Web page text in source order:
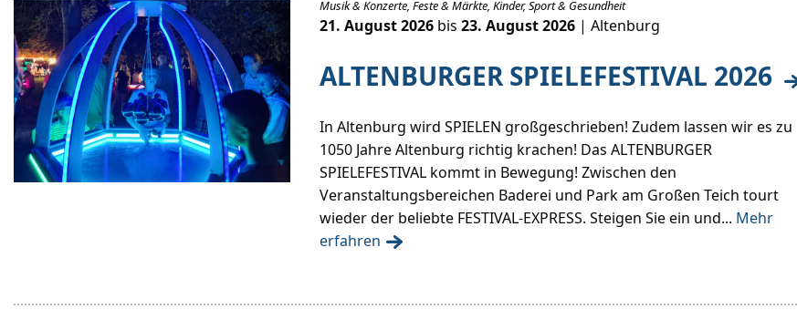
ALTENBURGER SPIELEFESTIVAL 2026
Musik & Konzerte, Feste & Märkte, Kinder, Sport & Gesundheit
21. August 2026 bis23. August 2026 | Altenburg
In Altenburg wird SPIELEN großgeschrieben! Zudem lassen wir es zu
1050 Jahre Altenburg richtig krachen! Das ALTENBURGER
SPIELEFESTIVAL kommt in Bewegung! Zwischen den
Veranstaltungsbereichen Baderei und Park am Großen Teich tourt
wieder der beliebte FESTIVAL-EXPRESS. Steigen Sie ein und... Mehr
erfahren